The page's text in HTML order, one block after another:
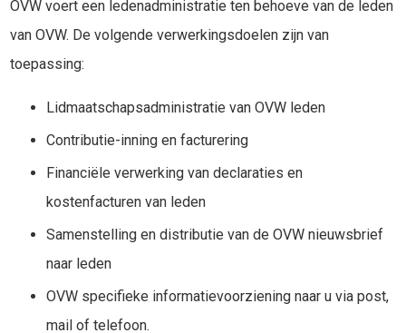
OVW voert een ledenadministratie ten behoeve van de leden
van OVW. De volgende verwerkingsdoelen zijn van
toepassing:
Lidmaatschapsadministratie van OVW leden
Contributie-inning en facturering
Financiële verwerking van declaraties en
kostenfacturen van leden
Samenstelling en distributie van de OVW nieuwsbrief
naar leden
OVW specifieke informatievoorziening naar u via post,
mail of telefoon.